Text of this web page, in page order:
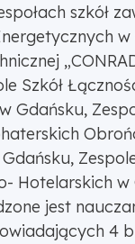
szkół
Szkół
Gdańsku,
Hotelarskich w
jest
4